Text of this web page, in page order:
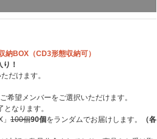
BOX（CD3形態収納可）
！
だけます。
望メンバーをご選択いただけます。
なります。
100個90個 をランダムでお届けします。
（各